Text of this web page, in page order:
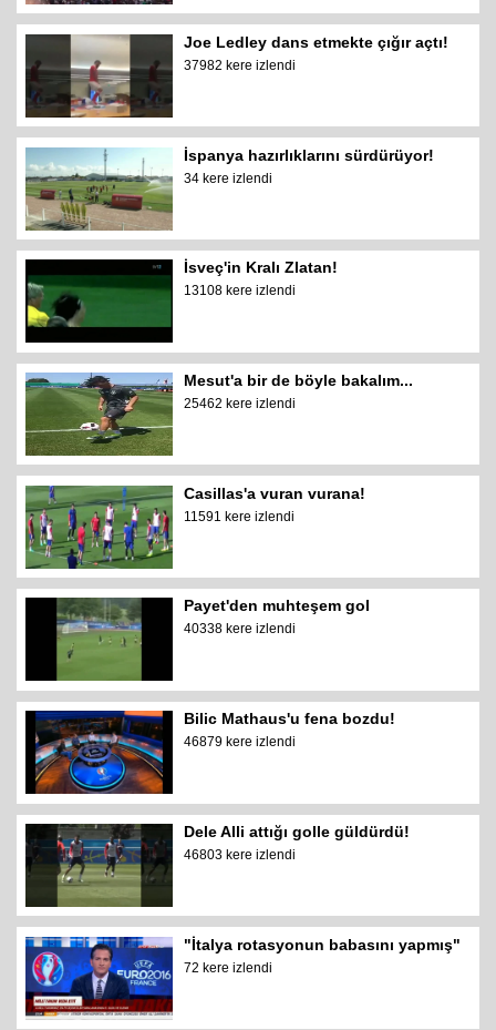
Joe Ledley dans etmekte çığır açtı!
37982 kere izlendi
İspanya hazırlıklarını sürdürüyor!
34 kere izlendi
İsveç'in Kralı Zlatan!
13108 kere izlendi
Mesut'a bir de böyle bakalım...
25462 kere izlendi
Casillas'a vuran vurana!
11591 kere izlendi
Payet'den muhteşem gol
40338 kere izlendi
Bilic Mathaus'u fena bozdu!
46879 kere izlendi
Dele Alli attığı golle güldürdü!
46803 kere izlendi
"İtalya rotasyonun babasını yapmış"
72 kere izlendi